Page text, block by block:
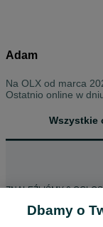
Adam
Na OLX od marca
Ostatnio online w
Wszystkie
ZNALEŹLIŚMY 0
Dbamy o